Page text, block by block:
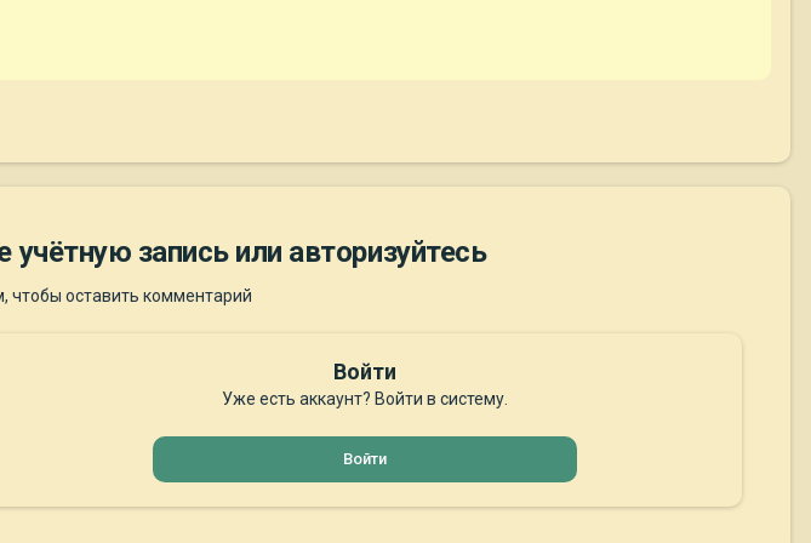
запись или авторизуйтесь
чтобы оставить комментарий
Войти
Уже есть аккаунт? Войти в систему.
Войти